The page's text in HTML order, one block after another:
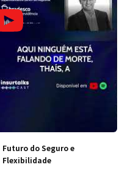
Futuro do Seguro e
Flexibilidade